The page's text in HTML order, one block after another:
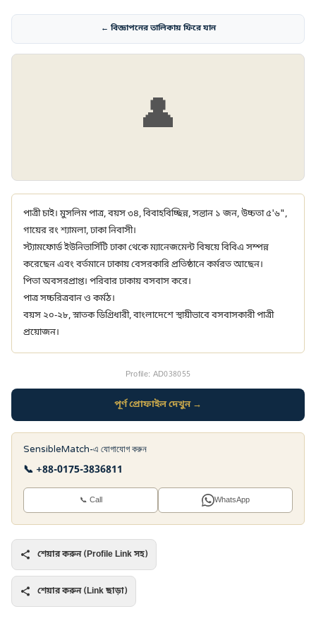
← বিজ্ঞাপনের তালিকায় ফিরে যান
👤
পাত্রী চাই। মুসলিম পাত্র, বয়স ৩৪, বিবাহবিচ্ছিন্ন, সন্তান ১ জন, উচ্চতা ৫'৬",
গায়ের রং শ্যামলা, ঢাকা নিবাসী।
স্ট্যামফোর্ড ইউনিভার্সিটি ঢাকা থেকে ম্যানেজমেন্ট বিষয়ে বিবিএ সম্পন্ন
করেছেন এবং বর্তমানে ঢাকায় বেসরকারি প্রতিষ্ঠানে কর্মরত আছেন।
পিতা অবসরপ্রাপ্ত। পরিবার ঢাকায় বসবাস করে।
পাত্র সচ্চরিত্রবান ও কর্মঠ।
বয়স ২০-২৮, স্নাতক ডিগ্রিধারী, বাংলাদেশে স্থায়ীভাবে বসবাসকারী পাত্রী
প্রয়োজন।
Profile: AD038055
পূর্ণ প্রোফাইল দেখুন →
SensibleMatch-এ যোগাযোগ করুন
📞 +88-0175-3836811
📞 Call WhatsApp
শেয়ার করুন (Profile Link সহ)
শেয়ার করুন (Link ছাড়া)